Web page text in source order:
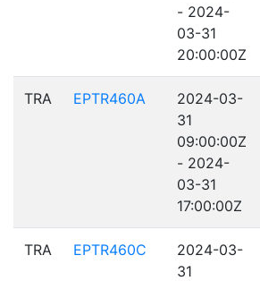
- 2024-
03-31
20:00:00Z
TRA EPTR460A
2024-03-
31
09:00:00Z
- 2024-
03-31
17:00:00Z
TRA EPTR460C
2024-03-
31